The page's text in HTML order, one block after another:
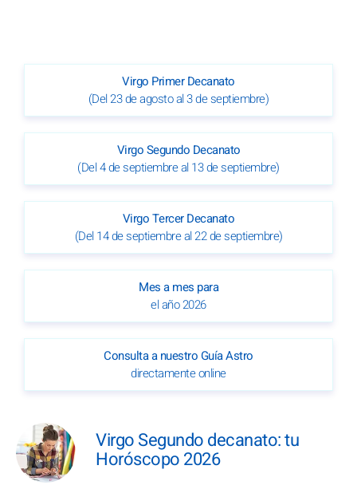
Virgo Primer Decanato
(Del 23 de agosto al 3 de septiembre)
Virgo Segundo Decanato
(Del 4 de septiembre al 13 de septiembre)
Virgo Tercer Decanato
(Del 14 de septiembre al 22 de septiembre)
Mes a mes para
el año 2026
Consulta a nuestro Guía Astro
directamente online
Virgo Segundo decanato: tu
Horóscopo 2026